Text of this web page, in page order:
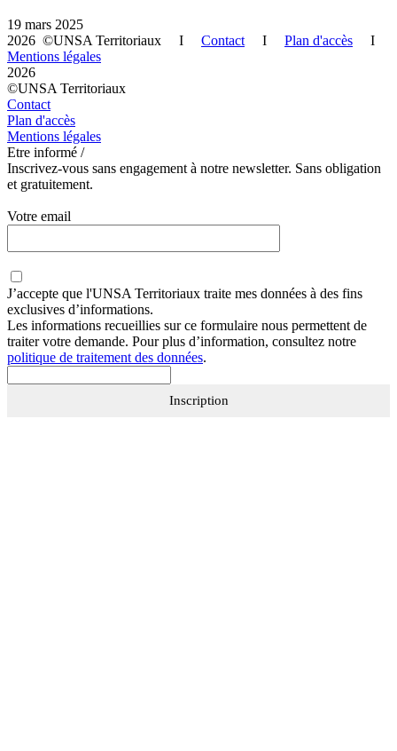
19 mars 2025
2026 ©UNSA Territoriaux I Contact I Plan d'accès I
Mentions légales
2026
©UNSA Territoriaux
Contact
Plan d'accès
Mentions légales
Etre informé /
Inscrivez-vous sans engagement à notre newsletter. Sans obligation
et gratuitement.
Votre email
J’accepte que l'UNSA Territoriaux traite mes données à des fins
exclusives d’informations.
Les informations recueillies sur ce formulaire nous permettent de
traiter votre demande. Pour plus d’information, consultez notre
politique de traitement des données.
Inscription